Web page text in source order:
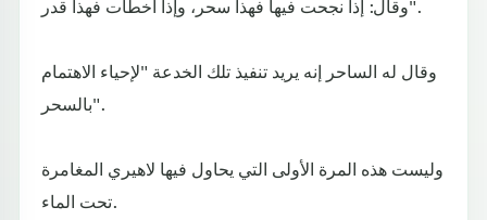
وقال: إذا نجحت فيها فهذا سحر، وإذا أخطأت فهذا قدر".
وقال له الساحر إنه يريد تنفيذ تلك الخدعة "لإحياء الاهتمام
بالسحر".
وليست هذه المرة الأولى التي يحاول فيها لاهيري المغامرة
تحت الماء.